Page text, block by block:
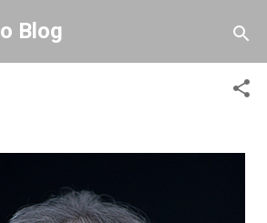
てメイン コンテンツに移動
Blog